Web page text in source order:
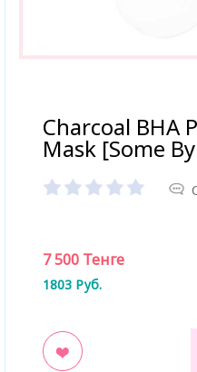
Charcoal BHA
Mask [Some
7 500 Тенге
1803 Руб.